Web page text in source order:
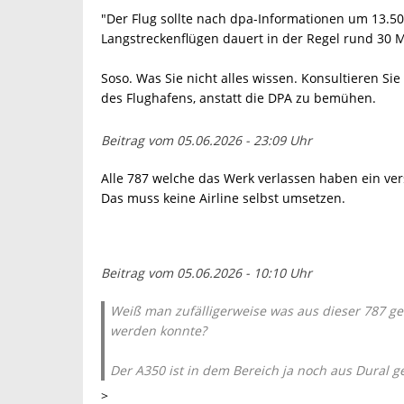
"Der Flug sollte nach dpa-Informationen um
Langstreckenflügen dauert in der Regel rund 30
Soso. Was Sie nicht alles wissen. Konsultieren
des Flughafens, anstatt die DPA zu bemühen.
Beitrag vom 05.06.2026 - 23:09 Uhr
Alle 787 welche das Werk verlassen haben ein
Das muss keine Airline selbst umsetzen.
Beitrag vom 05.06.2026 - 10:10 Uhr
Weiß man zufälligerweise was aus dieser 787
werden konnte?
Der A350 ist in dem Bereich ja noch aus Dural
>